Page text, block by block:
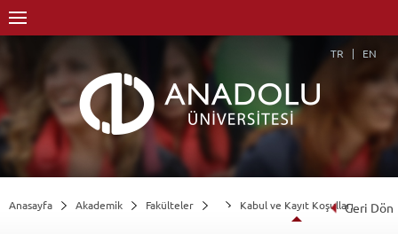
TR EN
Anasayfa Akademik Fakülteler Kabul ve Kayıt KoşullarıGeri Dön